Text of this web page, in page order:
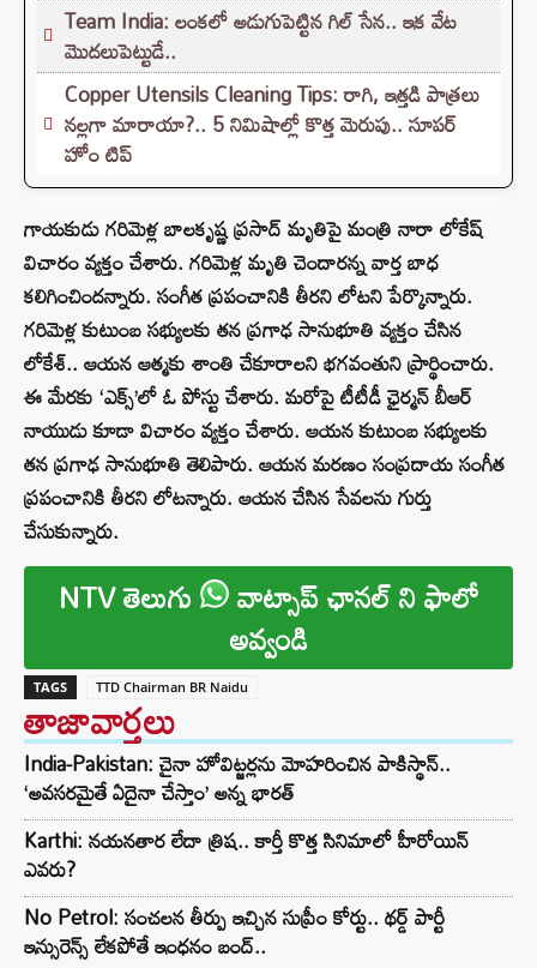
Team India: లంకలో అడుగుపెట్టిన గిల్ సేన.. ఇక వేట
మొదలుపెట్టుడే..
Copper Utensils Cleaning Tips: రాగి, ఇత్తడి పాత్రలు
నల్లగా మారాయా?.. 5 నిమిషాల్లో కొత్త మెరుపు.. సూపర్
హోం టిప్
గాయకుడు గరిమెళ్ల బాలకృష్ణ ప్రసాద్ మృతిపై మంత్రి నారా లోకేష్
విచారం వ్యక్తం చేశారు. గరిమెళ్ల మృతి చెందారన్న వార్త బాధ
కలిగించిందన్నారు. సంగీత ప్రపంచానికి తీరని లోటని పేర్కొన్నారు.
గరిమెళ్ల కుటుంబ సభ్యులకు తన ప్రగాఢ సానుభూతి వ్యక్తం చేసిన
లోకేశ్‌.. ఆయన ఆత్మకు శాంతి చేకూరాలని భగవంతుని ప్రార్థించారు.
ఈ మేరకు ‘ఎక్స్‌’లో ఓ పోస్టు చేశారు. మరోపై టీటీడీ ఛైర్మన్‌ బీఆర్‌
నాయుడు కూడా విచారం వ్యక్తం చేశారు. ఆయన కుటుంబ సభ్యులకు
తన ప్రగాఢ సానుభూతి తెలిపారు. ఆయన మరణం సంప్రదాయ సంగీత
ప్రపంచానికి తీరని లోటన్నారు. ఆయన చేసిన సేవలను గుర్తు
చేసుకున్నారు.
NTV తెలుగు వాట్సాప్ ఛానల్ ని ఫాలో
అవ్వండి
TAGS TTD Chairman BR Naidu
తాజావార్తలు
India-Pakistan: చైనా హోవిట్జర్లను మోహరించిన పాకిస్థాన్..
‘అవసరమైతే ఏదైనా చేస్తాం’ అన్న భారత్
Karthi: నయనతార లేదా త్రిష.. కార్తీ కొత్త సినిమాలో హీరోయిన్
ఎవరు?
No Petrol: సంచలన తీర్పు ఇచ్చిన సుప్రీం కోర్టు.. థర్డ్ పార్టీ
ఇన్సురెన్స్ లేకపోతే ఇంధనం బంద్..